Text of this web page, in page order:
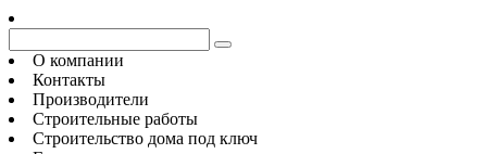
О компании
Контакты
Производители
Строительные работы
Строительство дома под ключ